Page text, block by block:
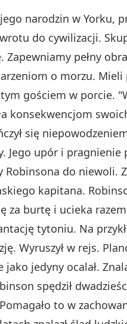
narodzin w Yorku,
do cywilizacji.
pełny
o morzu.
gościem w porcie.
konsekwencjom
się
upór i pragnienie
do niewoli.
kapitana.
za burtę i ucieka
tytoniu. Na
Wyruszył w rejs.
jedyny ocalał.
spędził
to w